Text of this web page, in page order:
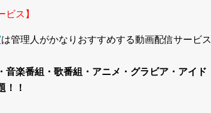
ビス】
は管理人がかなりおすすめする動画配信サービス
音楽番組・歌番組・アニメ・グラビア・アイド
！！